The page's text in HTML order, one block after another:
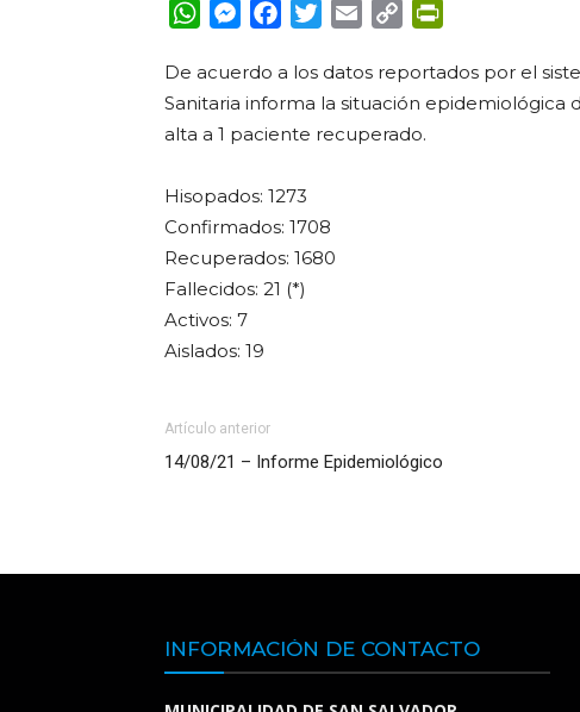
WhatsApp
Messenger
FacebookTwitterEmail Copy
De acuerdo a los datos reportados por el
Sanitaria informa la situación epidemiológica
alta a 1 paciente recuperado.
Hisopados: 1273
Confirmados: 1708
Recuperados: 1680
Fallecidos: 21 (*)
Activos: 7
Aislados: 19
Artículo anterior
14/08/21 – Informe Epidemiológico
INFORMACIÓN DE CONTACTO